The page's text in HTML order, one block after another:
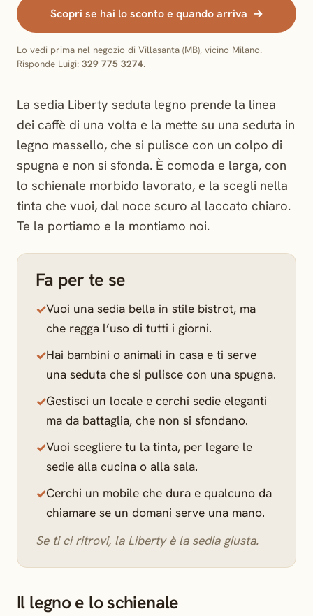
Scopri se hai lo sconto e quando arriva
Lo vedi prima nel negozio di Villasanta (MB), vicino Milano.
Risponde Luigi: 329 775 3274.
La sedia Liberty seduta legno prende la linea
dei caffè di una volta e la mette su una seduta in
legno massello, che si pulisce con un colpo di
spugna e non si sfonda. È comoda e larga, con
lo schienale morbido lavorato, e la scegli nella
tinta che vuoi, dal noce scuro al laccato chiaro.
Te la portiamo e la montiamo noi.
Fa per te se
Vuoi una sedia bella in stile bistrot, ma
che regga l’uso di tutti i giorni.
Hai bambini o animali in casa e ti serve
una seduta che si pulisce con una spugna.
Gestisci un locale e cerchi sedie eleganti
ma da battaglia, che non si sfondano.
Vuoi scegliere tu la tinta, per legare le
sedie alla cucina o alla sala.
Cerchi un mobile che dura e qualcuno da
chiamare se un domani serve una mano.
Se ti ci ritrovi, la Liberty è la sedia giusta.
Il legno e lo schienale